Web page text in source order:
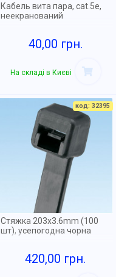
Кабель вита пара, cat.5e,
неекранований
40,00 грн.
На складі в Києві
код: 32395
Стяжка 203x3.6mm (100
шт), усепогодна чорна
420,00 грн.